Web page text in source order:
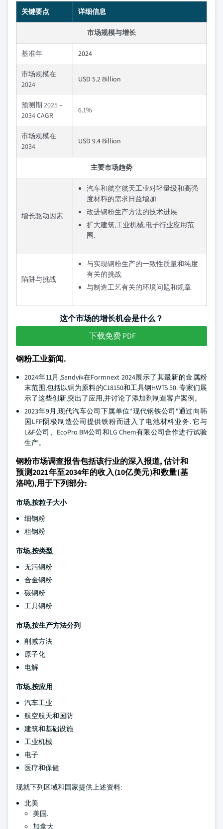
关键要点 详细信息
市场规模与增长
基准年 2024
市场规模在
2024
USD 5.2 Billion
预测期 2025 –
2034 CAGR
6.1%
市场规模在
2034
USD 9.4 Billion
主要市场趋势
增长驱动因素
汽车和航空航天工业对轻量级和高强
度材料的需求日益增加
改进钢粉生产方法的技术进展
扩大建筑,工业机械,电子行业应用范
围.
陷阱与挑战
与实现钢粉生产的一致性质量和纯度
有关的挑战
与制造工艺有关的环境问题和规章
这个市场的增长机会是什么？
下载免费 PDF
钢粉工业新闻.
2024年11月,Sandvik在Formnext 2024展示了其最新的金属粉
末范围,包括以铜为原料的C18150和工具钢HWTS 50. 专家们展
示了这些创新,突出了应用,并讨论了添加剂制造客户案例。
2023年9月,现代汽车公司下属单位"现代钢铁公司"通过向韩
国LFP阴极制造公司提供铁粉而进入了电池材料业务. 它与
L&F公司、EcoPro BM公司和LG Chem有限公司合作进行试验
生产。
钢粉市场调查报告包括该行业的深入报道, 估计和
预测2021年至2034年的收入(10亿美元)和数量(基
洛吨),用于下列部分:
市场,按粒子大小
细钢粉
粗钢粉
市场,按类型
无污钢粉
合金钢粉
碳钢粉
工具钢粉
市场,按生产方法分列
削减方法
原子化
电解
市场,按应用
汽车工业
航空航天和国防
建筑和基础设施
工业机械
电子
医疗和保健
现就下列区域和国家提供上述资料:
北美
美国.
加拿大